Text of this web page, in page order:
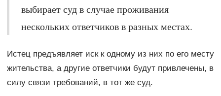
выбирает суд в случае проживания
нескольких ответчиков в разных местах.
Истец предъявляет иск к одному из них по его месту
жительства, а другие ответчики будут привлечены, в
силу связи требований, в тот же суд.